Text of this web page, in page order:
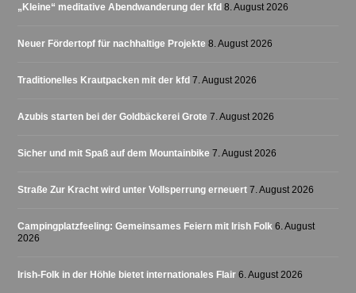
„Kleine“ meditative Abendwanderung der kfd 8. August 2026
Neuer Fördertopf für nachhaltige Projekte 8. August 2026
Traditionelles Krautpacken mit der kfd 7. August 2026
Azubis starten bei der Goldbäckerei Grote 7. August 2026
Sicher und mit Spaß auf dem Mountainbike 7. August 2026
Straße Zur Kracht wird unter Vollsperrung erneuert 7. August 2026
Campingplatzfeeling: Gemeinsames Feiern mit Irish Folk 6. August
2026
Irish-Folk in der Höhle bietet internationales Flair 6. August 2026